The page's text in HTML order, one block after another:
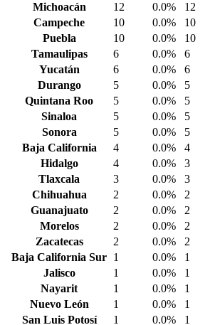
Michoacán
12 0.0% 12
Campeche
10 0.0% 10
Puebla
10 0.0% 10
Tamaulipas
6 0.0% 6
Yucatán
6 0.0% 6
Durango
5 0.0% 5
Quintana Roo
5 0.0% 5
Sinaloa
5 0.0% 5
Sonora
5 0.0% 5
Baja California
4 0.0% 4
Hidalgo
4 0.0% 3
Tlaxcala
3 0.0% 3
Chihuahua
2 0.0% 2
Guanajuato
2 0.0% 2
Morelos
2 0.0% 2
Zacatecas
2 0.0% 2
Baja California Sur 1 0.0% 1
Jalisco
1 0.0% 1
Nayarit
1 0.0% 1
Nuevo León
1 0.0% 1
San Luis Potosí
1 0.0% 1